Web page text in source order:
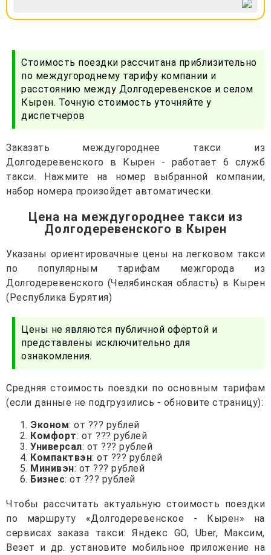
Стоимость поездки рассчитана приблизительно
по междугороднему тарифу компании и
расстоянию между Долгодеревенское и селом
Кырен. Точную стоимость уточняйте у
диспетчеров
Заказать междугороднее такси из
Долгодеревенского в Кырен - работает 6 служб
такси. Нажмите на номер выбранной компании,
набор номера произойдет автоматически.
Цена на междугороднее такси из
Долгодеревенского в Кырен
Указаны ориентировачные цены на легковом такси
по популярным тарифам межгорода из
Долгодеревенского (Челябинская область) в Кырен
(Республика Бурятия)
Цены не являются публичной офертой и
представлены исключительно для
ознакомления.
Средняя стоимость поездки по основным тарифам
(если данные не подгрузились - обновите страницу):
Эконом: от ??? рублей
Комфорт: от ??? рублей
Универсал: от ??? рублей
Компактвэн: от ??? рублей
Минивэн: от ??? рублей
Бизнес: от ??? рублей
Чтобы рассчитать актуальную стоимость поездки
по маршруту «Долгодеревенское - Кырен» на
сервисах заказа такси: Яндекс GO, Uber, Максим,
Везет и др. установите мобильное приложение на